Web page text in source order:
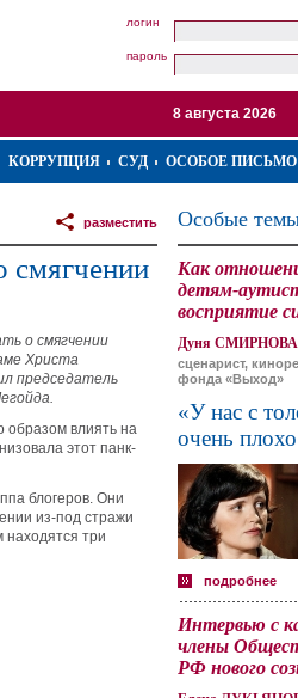
логин
пароль
8 августа 2026
КОРРУПЦИЯ СУД ОСОБОЕ ПИСЬМО
разместить
смягчении
о смягчении
Христа
председатель
образом влиять на
этот панк-
блогеров. Они
из-под стражи
три
Особые
Как
детям-
восприятие
Дуня
сценарист,
фонда «Выход»
«У нас с
очень
подробнее
Интервью с
члены
РФ нового